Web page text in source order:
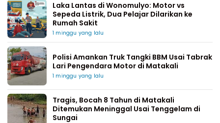
Laka Lantas di Wonomulyo: Motor vs
Sepeda Listrik, Dua Pelajar Dilarikan ke
Rumah Sakit
1 minggu yang lalu
Polisi Amankan Truk Tangki BBM Usai Tabrak
Lari Pengendara Motor di Matakali
1 minggu yang lalu
Tragis, Bocah 8 Tahun di Matakali
Ditemukan Meninggal Usai Tenggelam di
Sungai